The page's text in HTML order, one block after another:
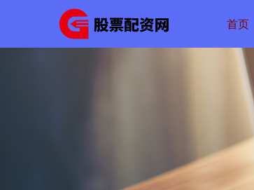
首页